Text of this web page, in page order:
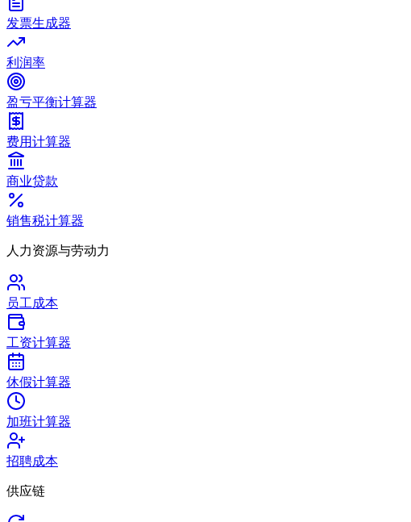
发票生成器
利润率
盈亏平衡计算器
费用计算器
商业贷款
销售税计算器
人力资源与劳动力
员工成本
工资计算器
休假计算器
加班计算器
招聘成本
供应链